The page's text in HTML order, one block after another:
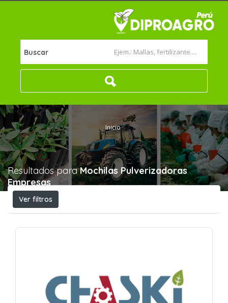
Buscar
Inicio
Resultados paraMochilas Pulverizadoras
Empresas
Ver filtros